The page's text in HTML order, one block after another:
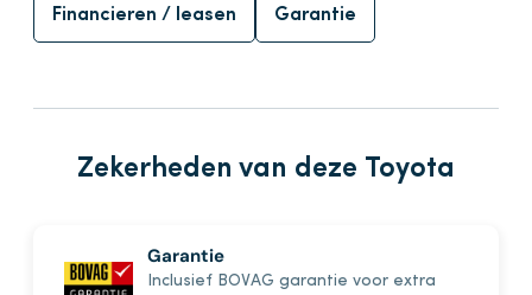
Financieren / leasen Garantie
Zekerheden van deze Toyota
Garantie
Inclusief BOVAG garantie voor extra